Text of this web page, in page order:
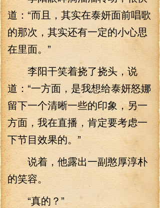
道：“而且，其实在泰妍面前唱歌
的那次，其实还有一定的小心思
在里面。”
李阳干笑着挠了挠头，说
道：“一方面，是我想给泰妍怒娜
留下一个清晰一些的印象，另一
方面，我在直播，肯定要考虑一
下节目效果的。”
说着，他露出一副憨厚淳朴
的笑容。
“真的？”